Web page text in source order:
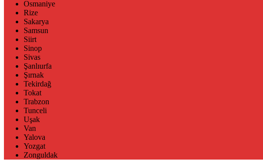
Osmaniye
Rize
Sakarya
Samsun
Siirt
Sinop
Sivas
Şanlıurfa
Şırnak
Tekirdağ
Tokat
Trabzon
Tunceli
Uşak
Van
Yalova
Yozgat
Zonguldak